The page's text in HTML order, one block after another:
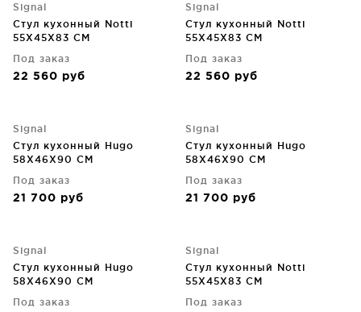
Signal
Стул кухонный Notti
55X45X83 CM
Под заказ
22 560 руб
Signal
Стул кухонный Notti
55X45X83 CM
Под заказ
22 560 руб
Signal
Стул кухонный Hugo
58X46X90 CM
Под заказ
21 700 руб
Signal
Стул кухонный Hugo
58X46X90 CM
Под заказ
21 700 руб
Signal
Стул кухонный Hugo
58X46X90 CM
Под заказ
Signal
Стул кухонный Notti
55X45X83 CM
Под заказ